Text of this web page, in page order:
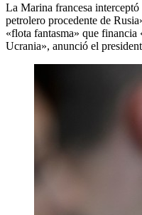
La Marina francesa
petrolero procedente de
«flota fantasma» que financia
Ucrania», anunció el